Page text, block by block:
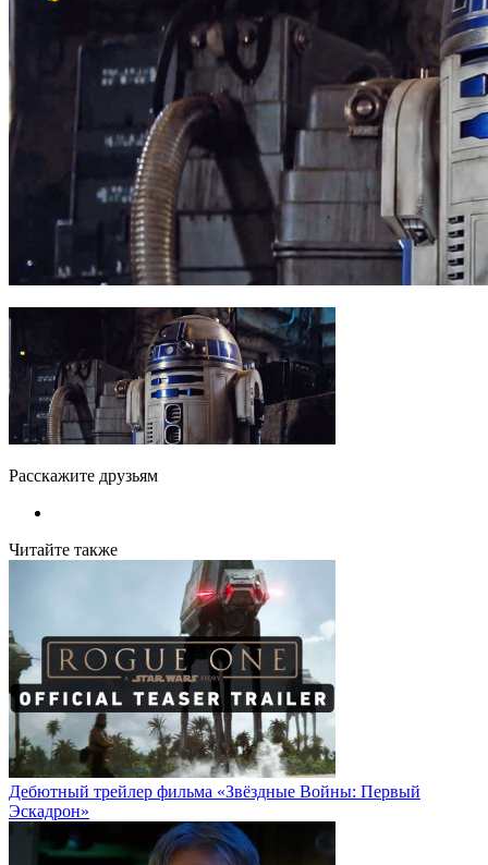
Расскажите друзьям
Читайте также
Дебютный трейлер фильма «Звёздные Войны: Первый
Эскадрон»